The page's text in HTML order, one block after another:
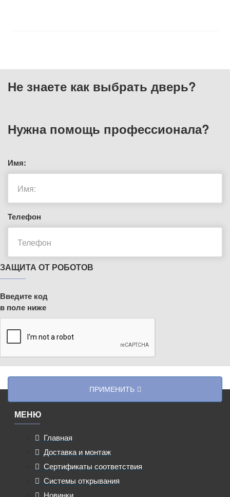
Не знаете как выбрать дверь?
Нужна помощь профессионала?
Имя:
Телефон
ЗАЩИТА ОТ РОБОТОВ
Введите код
в поле ниже
ПРИМЕНИТЬ
МЕНЮ
Главная
Доставка и монтаж
Сертификаты соответствия
Системы открывания
Новинки